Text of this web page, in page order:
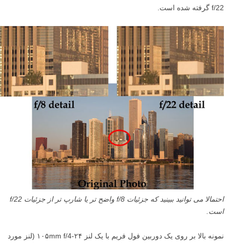
f/22 گرفته شده است.
احتمالا می توانید ببینید که جزئیات f/8 واضح تر یا شارپ تر از جزئیات f/22
است.
نمونه بالا بر روی یک دوربین فول فریم با یک لنز ۲۴-۱۰۵mm f/4 (لنز مورد